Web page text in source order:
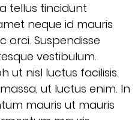
tellus tincidunt
neque id mauris
orci. Suspendisse
vestibulum.
ut nisl luctus facilisis.
ut luctus enim. In
mauris ut mauris